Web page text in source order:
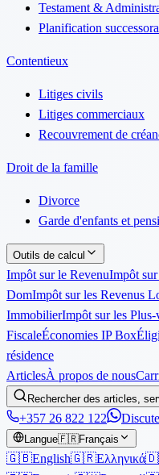
Testament &
Planification
Contentieux
Litiges civils
Litiges commerciaux
Recouvrement de
Droit de la famille
Divorce
Garde d'enfants et
Outils de calcul
Impôt sur le RevenuImpôt sur
DomImpôt sur les Revenus
ImmobilierImpôt sur les Plus-
FiscaleÉconomies IP Box
résidence
ArticlesÀ propos de nous
Rechercher des articles,
+357 26 822 122
Langue🇫🇷Français
🇬🇧English🇬🇷Ελληνικά